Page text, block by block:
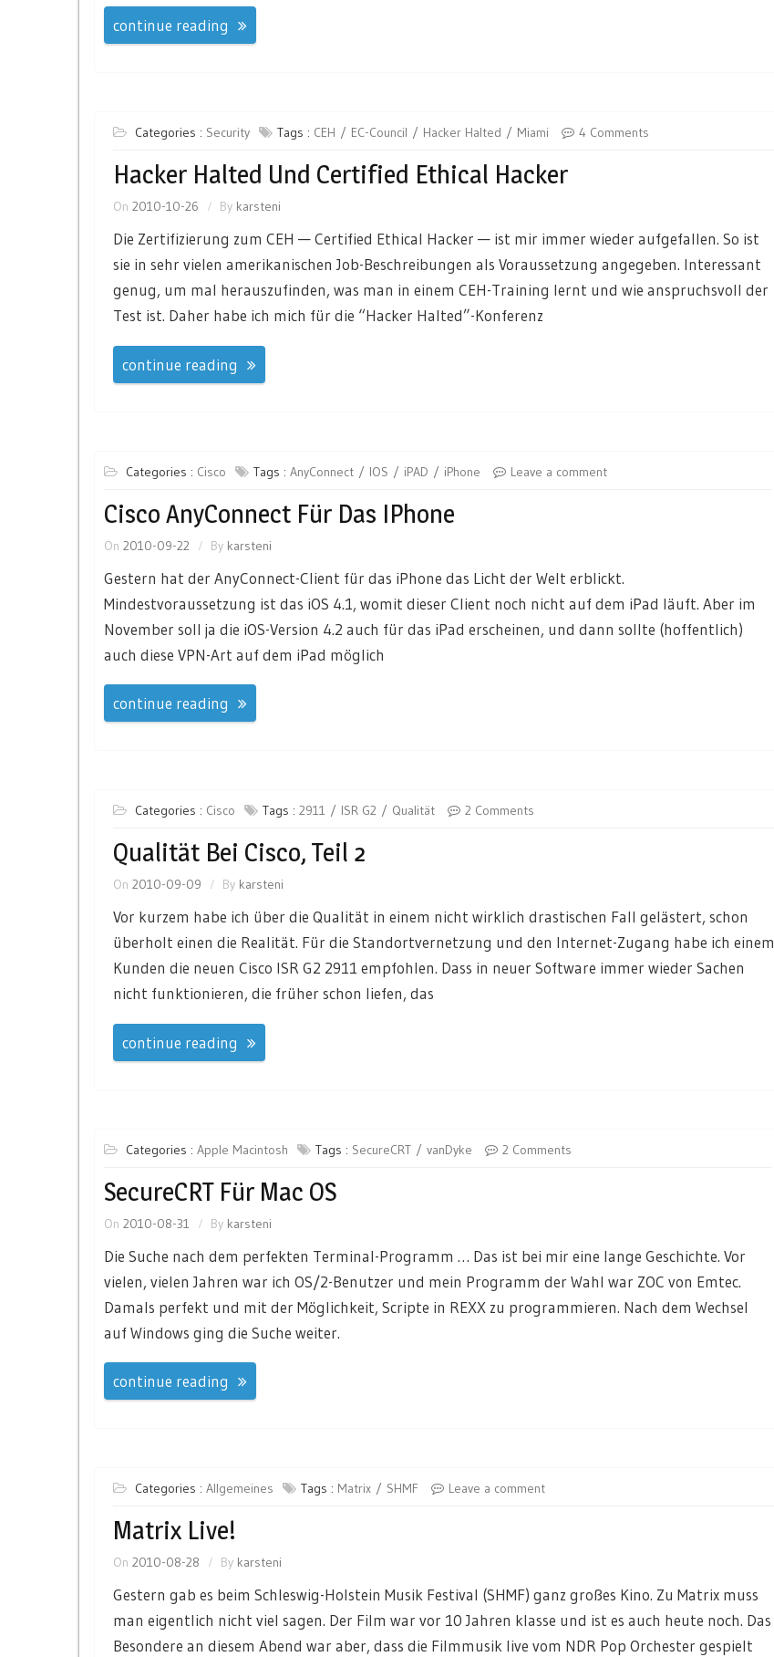
continue reading
Categories : Security Tags : CEH EC-Council Hacker Halted Miami 4 Comments
Hacker Halted Und Certified Ethical Hacker
On 2010-10-26 By karsteni
Die Zertifizierung zum CEH — Certified Ethical Hacker — ist mir immer wieder aufgefallen. So ist
sie in sehr vielen amerikanischen Job-Beschreibungen als Voraussetzung angegeben. Interessant
genug, um mal herauszufinden, was man in einem CEH-Training lernt und wie anspruchsvoll der
Test ist. Daher habe ich mich für die “Hacker Halted”-Konferenz
continue reading
Categories : Cisco Tags : AnyConnect IOS iPAD iPhone Leave a comment
Cisco AnyConnect Für Das IPhone
On 2010-09-22 By karsteni
Gestern hat der AnyConnect-Client für das iPhone das Licht der Welt erblickt.
Mindestvoraussetzung ist das iOS 4.1, womit dieser Client noch nicht auf dem iPad läuft. Aber im
November soll ja die iOS-Version 4.2 auch für das iPad erscheinen, und dann sollte (hoffentlich)
auch diese VPN-Art auf dem iPad möglich
continue reading
Categories : Cisco Tags : 2911 ISR G2 Qualität 2 Comments
Qualität Bei Cisco, Teil 2
On 2010-09-09 By karsteni
Vor kurzem habe ich über die Qualität in einem nicht wirklich drastischen Fall gelästert, schon
überholt einen die Realität. Für die Standortvernetzung und den Internet-Zugang habe ich einem
Kunden die neuen Cisco ISR G2 2911 empfohlen. Dass in neuer Software immer wieder Sachen
nicht funktionieren, die früher schon liefen, das
continue reading
Categories : Apple Macintosh Tags : SecureCRT vanDyke 2 Comments
SecureCRT Für Mac OS
On 2010-08-31 By karsteni
Die Suche nach dem perfekten Terminal-Programm … Das ist bei mir eine lange Geschichte. Vor
vielen, vielen Jahren war ich OS/2-Benutzer und mein Programm der Wahl war ZOC von Emtec.
Damals perfekt und mit der Möglichkeit, Scripte in REXX zu programmieren. Nach dem Wechsel
auf Windows ging die Suche weiter.
continue reading
Categories : Allgemeines Tags : Matrix SHMF Leave a comment
Matrix Live!
On 2010-08-28 By karsteni
Gestern gab es beim Schleswig-Holstein Musik Festival (SHMF) ganz großes Kino. Zu Matrix muss
man eigentlich nicht viel sagen. Der Film war vor 10 Jahren klasse und ist es auch heute noch. Das
Besondere an diesem Abend war aber, dass die Filmmusik live vom NDR Pop Orchester gespielt